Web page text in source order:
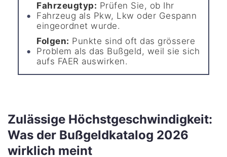
Fahrzeugtyp: Prüfen Sie, ob Ihr
Fahrzeug als Pkw, Lkw oder Gespann
eingeordnet wurde.
Folgen: Punkte sind oft das grössere
Problem als das Bußgeld, weil sie sich
aufs FAER auswirken.
Zulässige Höchstgeschwindigkeit:
Was der Bußgeldkatalog 2026
wirklich meint